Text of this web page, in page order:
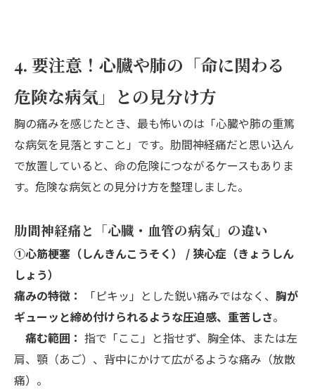
4. 要注意！心臓や肺の「命に関わる
危険な病気」との見分け方
胸の痛みを感じたとき、最も怖いのは「心臓や肺の重篤
な病気を見落とすこと」です。肋間神経痛だと思い込ん
で放置していると、命の危険につながるケースもありま
す。危険な病気との見分け方を整理しました。
肋間神経痛と「心臓・血管の病気」の違い
①心筋梗塞（しんきんこうそく） / 狭心症（きょうしん
しょう）
痛みの特徴：
「ピキッ」とした鋭い痛みではなく、 胸が
ギューッと締め付けられるような圧迫感、重苦しさ。
痛む範囲： 指で「ここ」と指せず、胸全体、または左
肩、顎（あご）、背中にかけて広がるような痛み（放散
痛）。